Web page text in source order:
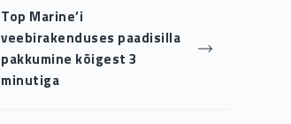
Top Marine’i
veebirakenduses paadisilla
pakkumine kõigest 3
minutiga